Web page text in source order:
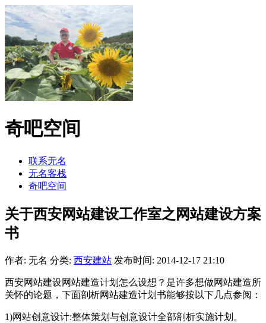
奇吧空间
联系无名
无名客栈
奇吧空间
关于西安网站建设工作室之网站建设方案
书
作者: 无名 分类: 西安建站 发布时间: 2014-12-17 21:10
西安网站建设网站建造计划怎么设想？是许多想做网站建造所
关怀的论题，下面剖析网站建造计划书能够按以下几点参阅：
1)网站创意设计:整体策划与创意设计全部剖析实施计划。